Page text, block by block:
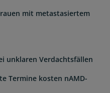
mit metastasiertem
unklaren Verdachtsfällen
Termine kosten nAMD-